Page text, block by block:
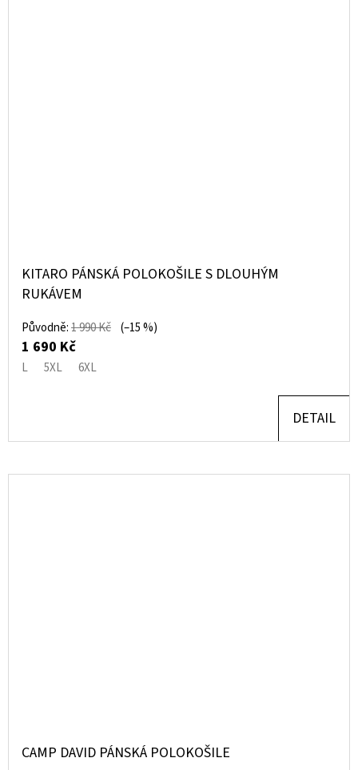
KITARO PÁNSKÁ POLOKOŠILE S DLOUHÝM
RUKÁVEM
Původně:1 990 Kč (–15 %)
1 690 Kč
L 5XL 6XL
DETAIL
CAMP DAVID PÁNSKÁ POLOKOŠILE